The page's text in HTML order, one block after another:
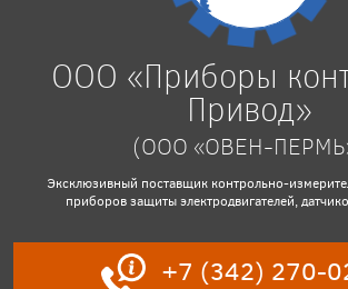
ООО «Приборы
Привод»
(ООО «ОВЕН-
Эксклюзивный поставщик контрольно-
приборов защиты электродвигателей,
+7 (342) 270-